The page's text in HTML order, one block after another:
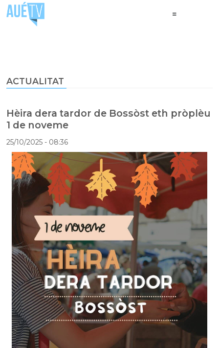
ACTUALITAT
Hèira dera tardor de Bossòst eth pròplèu
1 de noveme
25/10/2025- 08:36